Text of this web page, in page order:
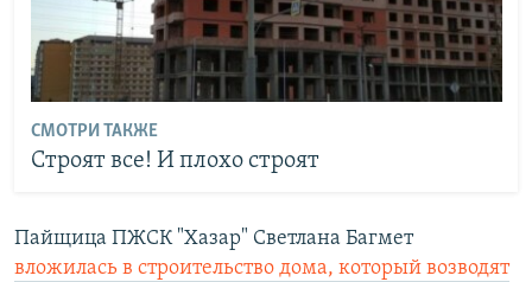
СМОТРИ ТАКЖЕ
Строят все! И плохо строят
Пайщица ПЖСК "Хазар" Светлана Багмет
вложилась в строительство дома, который возводят